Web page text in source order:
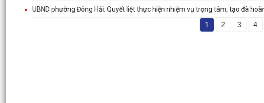
UBND phường Đông Hải: Quyết liệt thực hiện nhiệm vụ trọng tâm, tạo đà
1 2 3 4